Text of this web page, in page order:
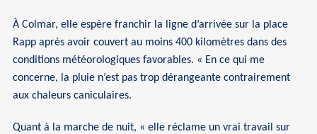
À Colmar, elle espère franchir la ligne d’arrivée sur la place
Rapp après avoir couvert au moins 400 kilomètres dans des
conditions météorologiques favorables. « En ce qui me
concerne, la pluie n’est pas trop dérangeante contrairement
aux chaleurs caniculaires.
Quant à la marche de nuit, « elle réclame un vrai travail sur